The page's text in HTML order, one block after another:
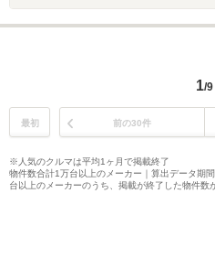
1/9
最初 前の30件
※人気のクルマは平均1ヶ月で掲載終了
物件数合計1万台以上のメーカー｜算出データ期
台以上のメーカーのうち、掲載が終了した物件数